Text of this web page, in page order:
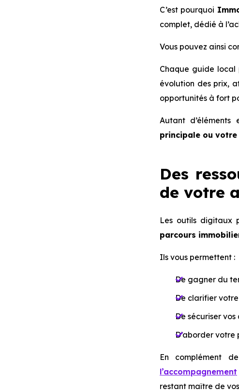
C’est pourquoi
complet, dédié à
Vous pouvez ainsi
Chaque guide local
évolution des prix,
opportunités à fort
Autant d’éléments
principale ou
Des
de votre
Les outils digitaux
parcours
Ils vous permettent :
De gagner du
De clarifier
De sécuriser vos
D’aborder
En complément
l’accompagnement
restant maître de